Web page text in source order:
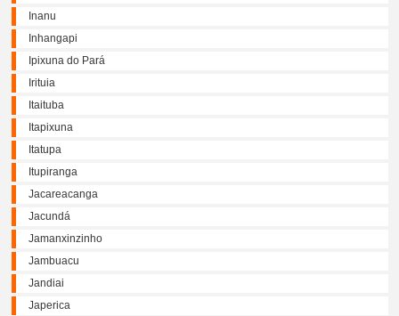
Inanu
Inhangapi
Ipixuna do Pará
Irituia
Itaituba
Itapixuna
Itatupa
Itupiranga
Jacareacanga
Jacundá
Jamanxinzinho
Jambuacu
Jandiai
Japerica